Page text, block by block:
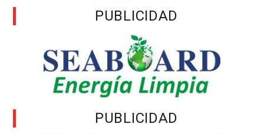
PUBLICIDAD
PUBLICIDAD